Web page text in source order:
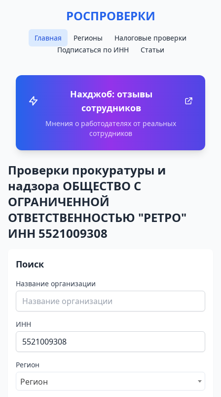
РОСПРОВЕРКИ
Главная Регионы
Налоговые проверки
Подписаться по ИНН
Статьи
Нахджоб: отзывы
сотрудников
Мнения о работодателях от реальных
сотрудников
Проверки прокуратуры и
надзора ОБЩЕСТВО С
ОГРАНИЧЕННОЙ
ОТВЕТСТВЕННОСТЬЮ "РЕТРО"
ИНН 5521009308
Поиск
Название организации
ИНН
Регион
Регион